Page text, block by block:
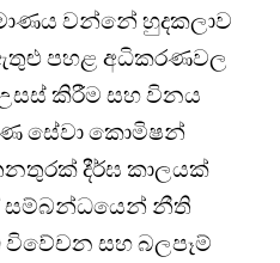
වන්නේ හුදකලාව
පහළ අධිකරණවල
කිරීම සහ විනය
සේවා කොමිෂන්
දීර්ඝ කාලයක්
සම්බන්ධයෙන් නීති
විවේචන සහ බලපෑම්